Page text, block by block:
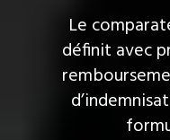
Le
définit avec